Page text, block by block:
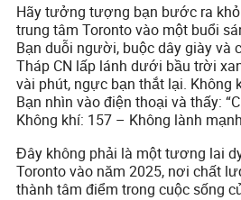
Hãy tưởng tượng bạn bước ra
trung tâm Toronto vào một buổi
Bạn duỗi người, buộc dây giày và
Tháp CN lấp lánh dưới bầu trời
vài phút, ngực bạn thắt lại. Không
Bạn nhìn vào điện thoại và thấy:
Không khí: 157 – Không lành
Đây không phải là một tương lai
Toronto vào năm 2025, nơi chất
thành tâm điểm trong cuộc sống